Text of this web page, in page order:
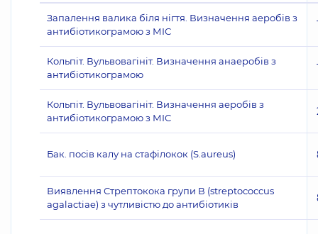
Запалення валика біля нігтя. Визначення аеробів з
антибіотикограмою з МІС
Кольпіт. Вульвовагініт. Визначення анаеробів з
антибіотикограмою
Кольпіт. Вульвовагініт. Визначення аеробів з
антибіотикограмою з МІС
Бак. посів калу на стафілокок (S.aureus)
Виявлення Стрептокока групи В (streptococcus
agalactiae) з чутливістю до антибіотиків